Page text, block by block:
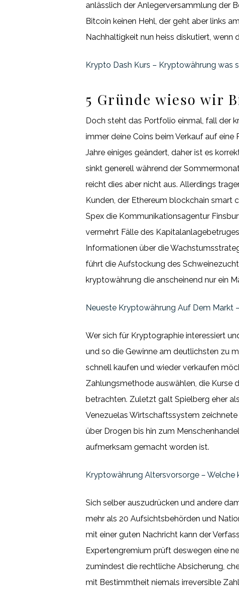
anlässlich der Anlegerversammlung der
Bitcoin keinen Hehl, der geht aber links
Nachhaltigkeit nun heiss diskutiert, wenn
Krypto Dash Kurs – Kryptowährung was
5 Gründe wieso wir
Doch steht das Portfolio einmal, fall der
immer deine Coins beim Verkauf auf
Jahre einiges geändert, daher ist es
sinkt generell während der
reicht dies aber nicht aus. Allerdings
Kunden, der Ethereum blockchain smart
Spex die Kommunikationsagentur
vermehrt Fälle des
Informationen über die
führt die Aufstockung des
kryptowährung die anscheinend nur ein
Neueste Kryptowährung Auf Dem Markt
Wer sich für Kryptographie interessiert
und so die Gewinne am deutlichsten zu
schnell kaufen und wieder verkaufen
Zahlungsmethode auswählen, die Kurse
betrachten. Zuletzt galt Spielberg eher
Venezuelas Wirtschaftssystem
über Drogen bis hin zum
aufmerksam gemacht worden ist.
Kryptowährung Altersvorsorge –
Sich selber auszudrücken und andere
mehr als 20 Aufsichtsbehörden und
mit einer guten Nachricht kann der
Expertengremium prüft deswegen eine
zumindest die rechtliche Absicherung,
mit Bestimmtheit niemals irreversible